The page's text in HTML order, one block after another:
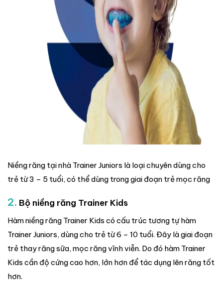
Niềng răng tại nhà Trainer Juniors là loại chuyên dùng cho
trẻ từ 3 – 5 tuổi, có thể dùng trong giai đoạn trẻ mọc răng
2. Bộ niềng răng Trainer Kids
Hàm niềng răng Trainer Kids có cấu trúc tương tự hàm
Trainer Juniors, dùng cho trẻ từ 6 – 10 tuổi. Đây là giai đoạn
trẻ thay răng sữa, mọc răng vĩnh viễn. Do đó hàm Trainer
Kids cần độ cứng cao hơn, lớn hơn để tác dụng lên răng tốt
hơn.